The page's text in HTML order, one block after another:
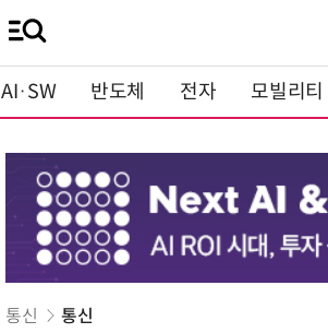
AI·SW 반도체 전자 모빌리티
통신 통신